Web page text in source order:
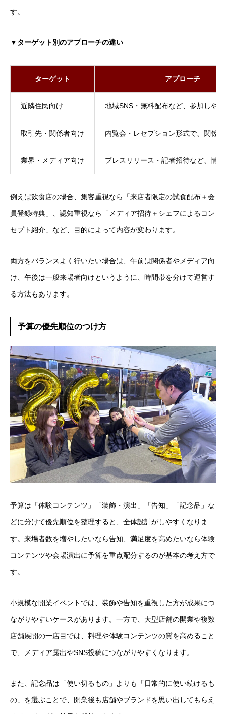
す。
▼ターゲット別のアプローチの違い
ターゲット アプローチ
近隣住民向け 地域SNS・無料配布など、参加しや
取引先・関係者向け 内覧会・レセプション形式で、関係
業界・メディア向け プレスリリース・記者招待など、情
例えば飲食店の場合、集客重視なら「来店者限定の試食配布＋会
員登録特典」、認知重視なら「メディア招待＋シェフによるコン
セプト紹介」など、目的によって内容が変わります。
両方をバランスよく行いたい場合は、午前は関係者やメディア向
け、午後は一般来場者向けというように、時間帯を分けて運営す
る方法もあります。
予算の優先順位のつけ方
予算は「体験コンテンツ」「装飾・演出」「告知」「記念品」な
どに分けて優先順位を整理すると、全体設計がしやすくなりま
す。来場者数を増やしたいなら告知、満足度を高めたいなら体験
コンテンツや会場演出に予算を重点配分するのが基本の考え方で
す。
小規模な開業イベントでは、装飾や告知を重視した方が成果につ
ながりやすいケースがあります。一方で、大型店舗の開業や複数
店舗展開の一店目では、料理や体験コンテンツの質を高めること
で、メディア露出やSNS投稿につながりやすくなります。
また、記念品は「使い切るもの」よりも「日常的に使い続けるも
の」を選ぶことで、開業後も店舗やブランドを思い出してもらえ